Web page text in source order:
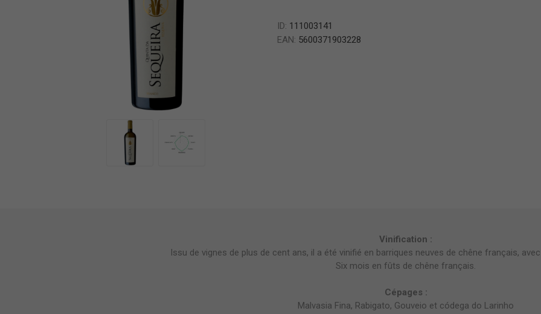
ID: 111003141
EAN: 5600371903228
Vinification :
Issu de vignes de plus de cent ans, il a été vinifié en barriques neuves de chêne français,
Six mois en fûts de chêne français.
Cépages :
Malvasia Fina, Rabigato, Gouveio et códega do Larinho